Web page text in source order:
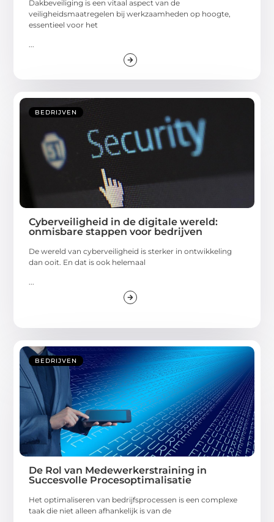
Dakbeveiliging is een vitaal aspect van de
veiligheidsmaatregelen bij werkzaamheden op hoogte,
essentieel voor het
...
BEDRIJVEN
Cyberveiligheid in de digitale wereld:
onmisbare stappen voor bedrijven
De wereld van cyberveiligheid is sterker in ontwikkeling
dan ooit. En dat is ook helemaal
...
BEDRIJVEN
De Rol van Medewerkerstraining in
Succesvolle Procesoptimalisatie
Het optimaliseren van bedrijfsprocessen is een complexe
taak die niet alleen afhankelijk is van de